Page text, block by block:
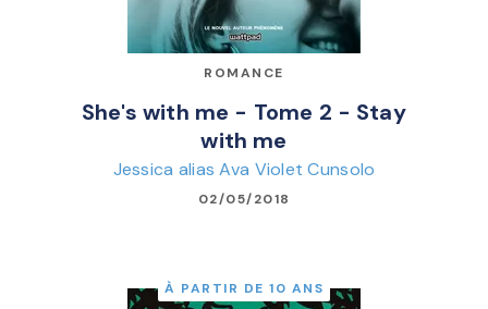
ROMANCE
She's with me - Tome 2 - Stay
with me
Jessica alias Ava Violet Cunsolo
02/05/2018
À PARTIR DE 10 ANS